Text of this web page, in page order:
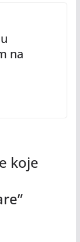
na
koje
”